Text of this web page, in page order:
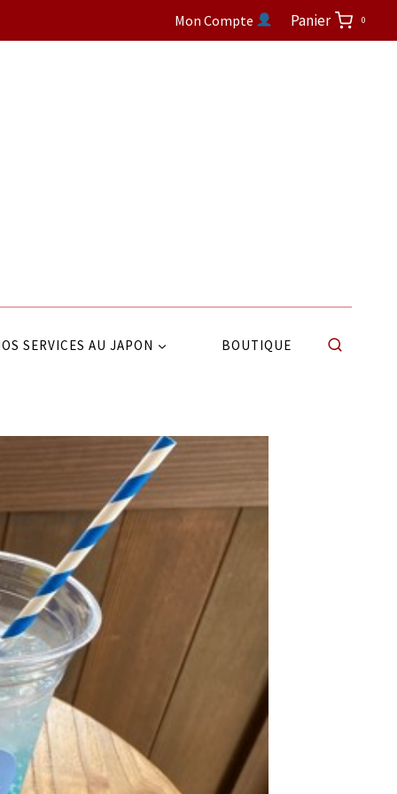
Mon Compte Panier 0
SERVICES AU JAPON BOUTIQUE